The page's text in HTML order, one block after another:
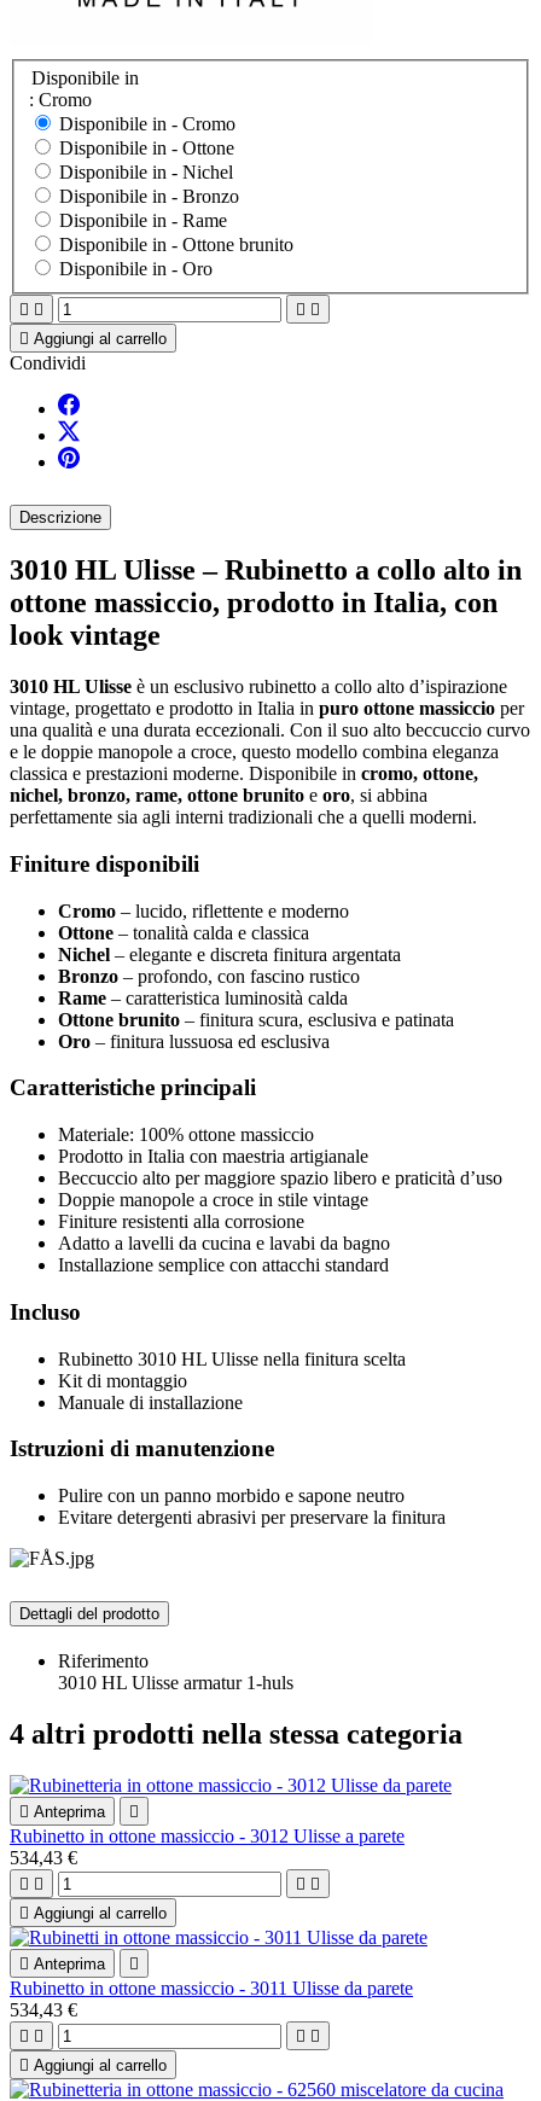
Disponibile in
: Cromo
Disponibile in - Cromo
Disponibile in - Ottone
Disponibile in - Nichel
Disponibile in - Bronzo
Disponibile in - Rame
Disponibile in - Ottone brunito
Disponibile in - Oro
   
 Aggiungi al carrello
Condividi
Descrizione
3010 HL Ulisse – Rubinetto a collo alto in
ottone massiccio, prodotto in Italia, con
look vintage
3010 HL Ulisse è un esclusivo rubinetto a collo alto d’ispirazione
vintage, progettato e prodotto in Italia in puro ottone massiccio per
una qualità e una durata eccezionali. Con il suo alto beccuccio curvo
e le doppie manopole a croce, questo modello combina eleganza
classica e prestazioni moderne. Disponibile in cromo, ottone,
nichel, bronzo, rame, ottone brunito e oro, si abbina
perfettamente sia agli interni tradizionali che a quelli moderni.
Finiture disponibili
Cromo – lucido, riflettente e moderno
Ottone – tonalità calda e classica
Nichel – elegante e discreta finitura argentata
Bronzo – profondo, con fascino rustico
Rame – caratteristica luminosità calda
Ottone brunito – finitura scura, esclusiva e patinata
Oro – finitura lussuosa ed esclusiva
Caratteristiche principali
Materiale: 100% ottone massiccio
Prodotto in Italia con maestria artigianale
Beccuccio alto per maggiore spazio libero e praticità d’uso
Doppie manopole a croce in stile vintage
Finiture resistenti alla corrosione
Adatto a lavelli da cucina e lavabi da bagno
Installazione semplice con attacchi standard
Incluso
Rubinetto 3010 HL Ulisse nella finitura scelta
Kit di montaggio
Manuale di installazione
Istruzioni di manutenzione
Pulire con un panno morbido e sapone neutro
Evitare detergenti abrasivi per preservare la finitura
Dettagli del prodotto
Riferimento
3010 HL Ulisse armatur 1-huls
4 altri prodotti nella stessa categoria
 Anteprima 
Rubinetto in ottone massiccio - 3012 Ulisse a parete
534,43 €
   
 Aggiungi al carrello
 Anteprima 
Rubinetto in ottone massiccio - 3011 Ulisse da parete
534,43 €
   
 Aggiungi al carrello